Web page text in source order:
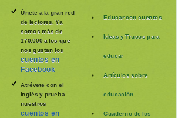
Únete a la gran red
de lectores. Ya
somos más de
170.000 a los que
nos gustan los
cuentos en
Facebook
Atrévete con el
inglés y prueba
nuestros
cuentos en
Educar con cuentos
Ideas y Trucos para
educar
Artículos sobre
educación
Cuaderno de los